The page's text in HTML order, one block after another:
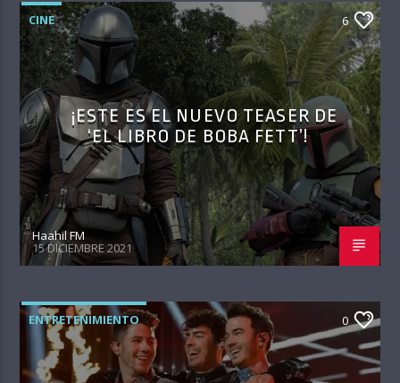
CINE 6
¡ESTE ES EL NUEVO TEASER DE
‘EL LIBRO DE BOBA FETT’!
Haahil FM
15 DICIEMBRE 2021
ENTRETENIMIENTO 0